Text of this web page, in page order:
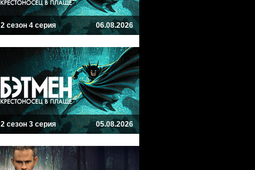
2 сезон 4 серия 06.08.2026
2 сезон 3 серия 05.08.2026